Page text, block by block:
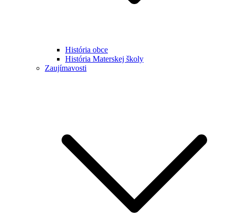
História obce
História Materskej školy
Zaujímavosti